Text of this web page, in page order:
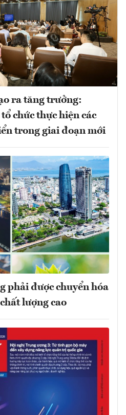
ra tăng trưởng:
chức thực hiện các
trong giai đoạn mới
phải được chuyển hóa
lượng cao